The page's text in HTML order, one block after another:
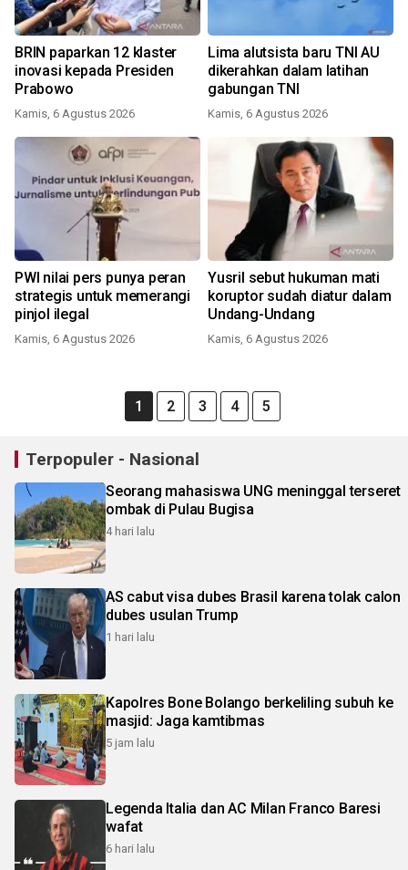
BRIN paparkan 12 klaster
inovasi kepada Presiden
Prabowo
Kamis, 6 Agustus 2026
Lima alutsista baru TNI AU
dikerahkan dalam latihan
gabungan TNI
Kamis, 6 Agustus 2026
PWI nilai pers punya peran
strategis untuk memerangi
pinjol ilegal
Kamis, 6 Agustus 2026
Yusril sebut hukuman mati
koruptor sudah diatur dalam
Undang-Undang
Kamis, 6 Agustus 2026
1 2 3 4 5
Terpopuler - Nasional
Seorang mahasiswa UNG meninggal terseret
ombak di Pulau Bugisa
4 hari lalu
AS cabut visa dubes Brasil karena tolak calon
dubes usulan Trump
1 hari lalu
Kapolres Bone Bolango berkeliling subuh ke
masjid: Jaga kamtibmas
5 jam lalu
Legenda Italia dan AC Milan Franco Baresi
wafat
6 hari lalu